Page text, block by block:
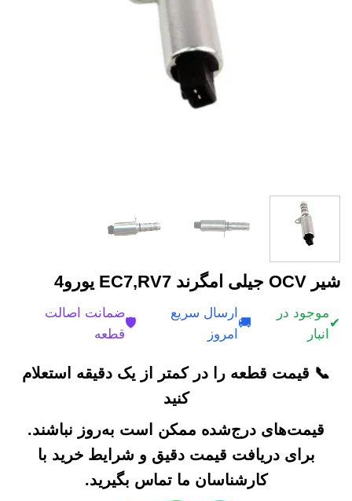
شیر OCV جیلی امگرند EC7,RV7 یورو4
✔
موجود در
انبار
🚚
ارسال سریع
امروز
🛡️
ضمانت اصالت
قطعه
📞 قیمت قطعه را در کمتر از یک دقیقه استعلام
کنید
قیمت‌های درج‌شده ممکن است به‌روز نباشند.
برای دریافت قیمت دقیق و شرایط خرید با
کارشناسان ما تماس بگیرید.